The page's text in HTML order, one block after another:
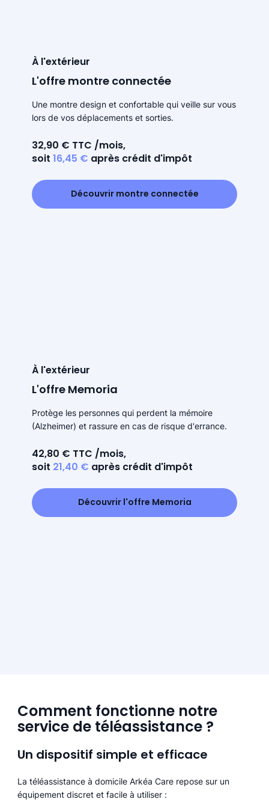
À l'extérieur
L'offre montre connectée
Une montre design et confortable qui veille sur vous
lors de vos déplacements et sorties.
32,90 € TTC /mois,
soit 16,45 € après crédit d'impôt
Découvrir montre connectée
À l'extérieur
L'offre Memoria
Protège les personnes qui perdent la mémoire
(Alzheimer) et rassure en cas de risque d'errance.
42,80 € TTC /mois,
soit 21,40 € après crédit d'impôt
Découvrir l'offre Memoria
Comment fonctionne notre
service de téléassistance ?
Un dispositif simple et efficace
La téléassistance à domicile Arkéa Care repose sur un
équipement discret et facile à utiliser :